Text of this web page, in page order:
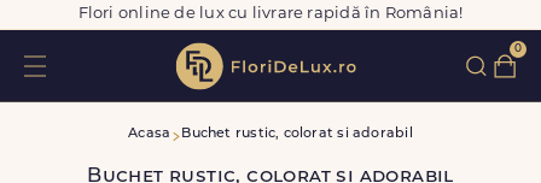
Flori online de lux cu livrare rapidă în România!
0
Acasa Buchet rustic, colorat si adorabil
Buchet rustic, colorat si adorabil